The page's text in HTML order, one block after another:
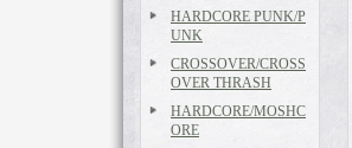
HARDCORE PUNK/P
UNK
CROSSOVER/CROSS
OVER THRASH
HARDCORE/MOSHC
ORE